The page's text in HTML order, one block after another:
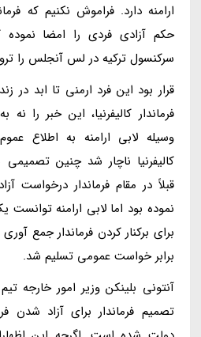
ارامنه دارد. فراموش نکنیم که
سرکنسول ترکیه در لس آنجلس را
قرار بود این فرد ارمنی تا ابد در
فرماندار کالیفرنیا، این خبر را
وسیله لابی ارامنه به اطلاع
کالیفرنیا ناچار شد چنین
قبلاً در مقام فرماندار درخواست
برای برکنار کردن فرماندار جمع
برابر خواست عمومی تسلیم شد.
آنتونی بلینکن وزیر امور خارجه
تصمیم فرماندار برای آزاد شدن